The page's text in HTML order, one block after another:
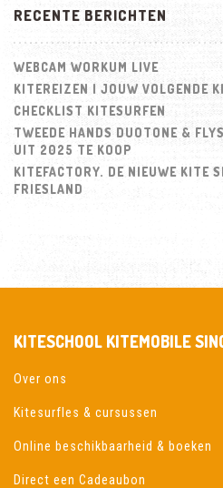
RECENTE BERICHTEN
WEBCAM WORKUM LIVE
KITEREIZEN | JOUW VOLGENDE
CHECKLIST KITESURFEN
TWEEDE HANDS DUOTONE &
UIT 2025 TE KOOP
KITEFACTORY. DE NIEUWE KITE
FRIESLAND
KITESCHOOL KITEMOBILE
Over ons
Kitesurfles & cursussen
Online beschikbaarheid & boeken
Direct een Cadeaubon